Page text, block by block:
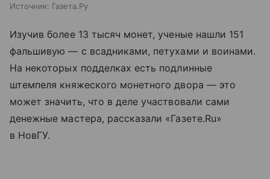
Источник: Газета.Ру
Изучив более 13 тысяч монет, ученые нашли 151
фальшивую — с всадниками, петухами и воинами.
На некоторых подделках есть подлинные
штемпеля княжеского монетного двора — это
может значить, что в деле участвовали сами
денежные мастера, рассказали «Газете.Ru»
в НовГУ.